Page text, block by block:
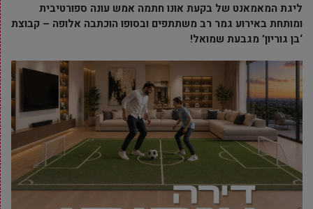
ליגת המאמאנט של בקעת אונו חתמה אמש עונה ספורטיבית
ומותחת באירוע גמר רב משתתפים ובסופו הוכתבה אלופה – קבוצת
‘בן גוריון’ מגבעת שמואל!